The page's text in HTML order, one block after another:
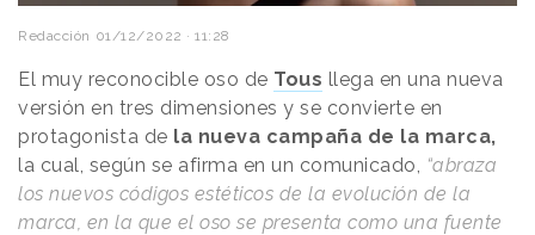
Redacción 01/12/2022 · 11:28
El muy reconocible oso de Tous llega en una nueva
versión en tres dimensiones y se convierte en
protagonista de la nueva campaña de la marca,
la cual, según se afirma en un comunicado, “abraza
los nuevos códigos estéticos de la evolución de la
marca, en la que el oso se presenta como una fuente